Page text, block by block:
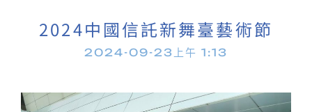
2024中國信託新舞臺藝術節
2024-09-23 上午 1:13